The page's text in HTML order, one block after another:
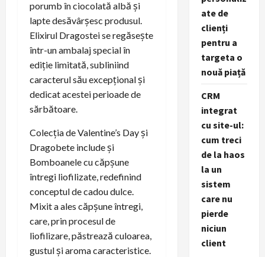
porumb în ciocolată albă și
lapte desăvârșesc produsul.
Elixirul Dragostei se regăsește
într-un ambalaj special în
ediție limitată, subliniind
caracterul său excepțional și
dedicat acestei perioade de
sărbătoare.
Colecția de Valentine’s Day și
Dragobete include și
Bomboanele cu căpșune
întregi liofilizate, redefinind
conceptul de cadou dulce.
Mixit a ales căpșune întregi,
care, prin procesul de
liofilizare, păstrează culoarea,
gustul și aroma caracteristice.
ate de
clienți
pentru a
targeta o
nouă piață
CRM
integrat
cu site-ul:
cum treci
de la haos
la un
sistem
care nu
pierde
niciun
client